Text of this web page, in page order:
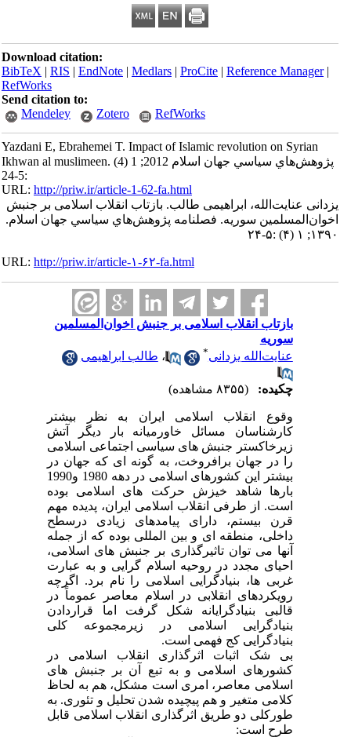
Download citation:
BibTeX|RIS|EndNote|Medlars|ProCite|Reference Manager
RefWorks
Send citation to:
Mendeley
Zotero RefWorks
Yazdani E, Ebrahemei T. Impact of Islamic revolution on Syrian
Ikhwan al muslimeen. پژوهش‌هاي سياسي جهان اسلام 2012; 1 (4)
URL:http://priw.ir/article-1-62-fa.html
یزدانی عنایت‌الله، ابراهیمی طالب. بازتاب انقلاب اسلامی بر جنبش
اخوان‌المسلمین سوریه. فصلنامه پژوهش‌هاي سياسي جهان اسلام.
۱۳۹۰; ۱ (۴) :۵-۲۴
URL:http://priw.ir/article-۱-۶۲-fa.html
بازتاب انقلاب اسلامی بر جنبش اخوان‌المسلمین
سوریه
عنایت‌الله یزدانی
،طالب ابراهیمی
چکیده:
وقوع انقلاب اسلامی ایران به نظر بیشتر
کارشناسان مسائل خاورمیانه بار دیگر آتش
زیرخاکستر جنبش های سیاسی اجتماعی اسلامی
را در جهان برافروخت، به گونه ای که جهان در
بیشتر این کشورهای اسلامی در دهه 1980 و1990
بارها شاهد خیزش حرکت های اسلامی بوده
است. از طرفی انقلاب اسلامی ایران، پدیده مهم
قرن بیستم، دارای پیامدهای زیادی درسطح
داخلی، منطقه ای و بین المللی بوده که از جمله
آنها می توان تاثیرگذاری بر جنبش های اسلامی،
احیای مجدد در روحیه اسلام گرایی و به عبارت
غربی ها، بنیادگرایی اسلامی را نام برد. اگرچه
رویکردهای انقلابی در اسلام معاصر عموماً در
قالبی بنیادگرایانه شکل گرفت اما قراردادن
بنیادگرایی اسلامی در زیرمجموعه کلی
بنیادگرایی کج فهمی است.
بی شک اثبات اثرگذاری انقلاب اسلامی در
کشورهای اسلامی و به تبع آن بر جنبش های
اسلامی معاصر، امری است مشکل، هم به لحاظ
کلامی متغیر و هم پیچیده شدن تحلیل و تئوری. به
طورکلی دو طریق اثرگذاری انقلاب اسلامی قابل
طرح است: